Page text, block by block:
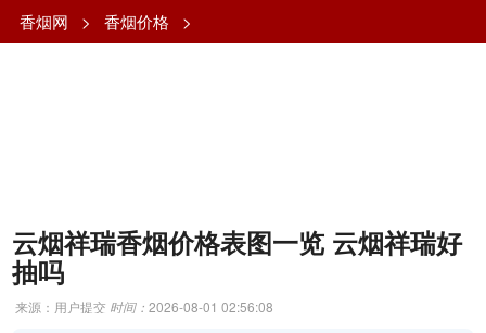
香烟网 > 香烟价格 >
云烟祥瑞香烟价格表图一览 云烟祥瑞好
抽吗
来源：用户提交 时间：2026-08-01 02:56:08